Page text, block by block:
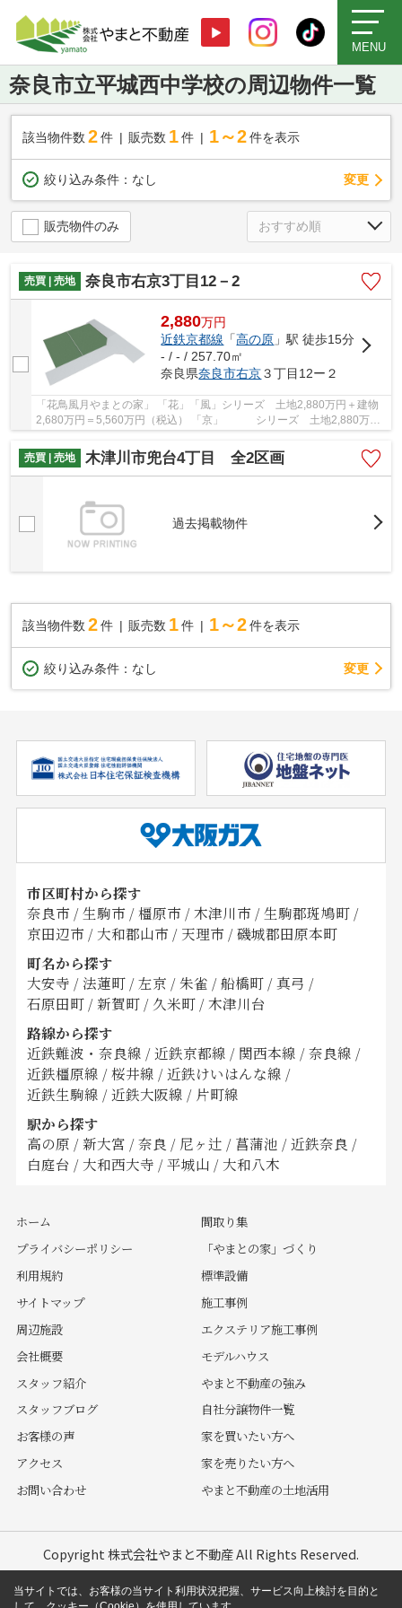
MENU
奈良市立平城西中学校の周辺物件一覧
該当物件数 2件 販売数 1 件 1～2 件を表示
絞り込み条件： なし 変更
販売物件のみ
売買 | 売地 奈良市右京3丁目12－2
2,880万円
近鉄京都線 「高の原 」駅 徒歩15分
- / - / 257.70㎡
奈良県奈良市右京３丁目12ー２
「花鳥風月やまとの家」 「花」「風」シリーズ 土地2,880万円＋建物
2,680万円＝5,560万円（税込） 「京」 シリーズ 土地2,880万円
売買 | 売地
木津川市兜台4丁目 全2区画
過去掲載物件
該当物件数 2件 販売数 1 件 1～2 件を表示
絞り込み条件： なし 変更
市区町村から探す
奈良市 / 生駒市 / 橿原市 / 木津川市 / 生駒郡斑鳩町 /
京田辺市 / 大和郡山市 / 天理市 / 磯城郡田原本町
町名から探す
大安寺 / 法蓮町 / 左京 / 朱雀 / 船橋町 / 真弓 /
石原田町 / 新賀町 / 久米町 / 木津川台
路線から探す
近鉄難波・奈良線 / 近鉄京都線 / 関西本線 / 奈良線 /
近鉄橿原線 / 桜井線 / 近鉄けいはんな線 /
近鉄生駒線 / 近鉄大阪線 / 片町線
駅から探す
高の原 / 新大宮 / 奈良 / 尼ヶ辻 / 菖蒲池 / 近鉄奈良 /
白庭台 / 大和西大寺 / 平城山 / 大和八木
ホーム
プライバシーポリシー
利用規約
サイトマップ
周辺施設
会社概要
スタッフ紹介
スタッフブログ
お客様の声
アクセス
お問い合わせ
間取り集
「やまとの家」づくり
標準設備
施工事例
エクステリア施工事例
モデルハウス
やまと不動産の強み
自社分譲物件一覧
家を買いたい方へ
家を売りたい方へ
やまと不動産の土地活用
Copyright 株式会社やまと不動産 All Rights Reserved.
当サイトでは、お客様の当サイト利用状況把握、サービス向上検討を目的と